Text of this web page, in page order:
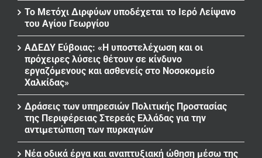
Το Μετόχι Διρφύων υποδέχεται το Ιερό Λείψανο
του Αγίου Γεωργίου
ΑΔΕΔΥ Εύβοιας: «Η υποστελέχωση και οι
πρόχειρες λύσεις θέτουν σε κίνδυνο
εργαζόμενους και ασθενείς στο Νοσοκομείο
Χαλκίδας»
Δράσεις των υπηρεσιών Πολιτικής Προστασίας
της Περιφέρειας Στερεάς Ελλάδας για την
αντιμετώπιση των πυρκαγιών
Νέα οδικά έργα και αναπτυξιακή ώθηση μέσω της